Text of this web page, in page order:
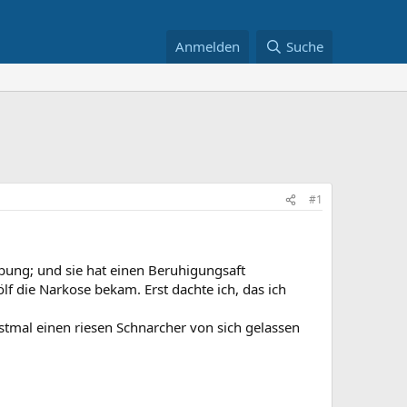
Anmelden Suche
#1
und sie hat einen Beruhigungsaft
die Narkose bekam. Erst dachte ich, das ich
einen riesen Schnarcher von sich gelassen